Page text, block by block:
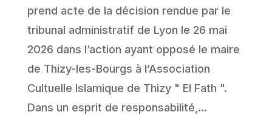
prend acte de la décision rendue par le
tribunal administratif de Lyon le 26 mai
2026 dans l’action ayant opposé le maire
de Thizy-les-Bourgs à l’Association
Cultuelle Islamique de Thizy " El Fath ".
Dans un esprit de responsabilité,...